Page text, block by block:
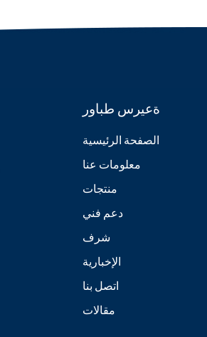
ةعيرس طباور
الصفحة الرئيسية
معلومات عنا
منتجات
دعم فني
شرف
الإخبارية
اتصل بنا
مقالات